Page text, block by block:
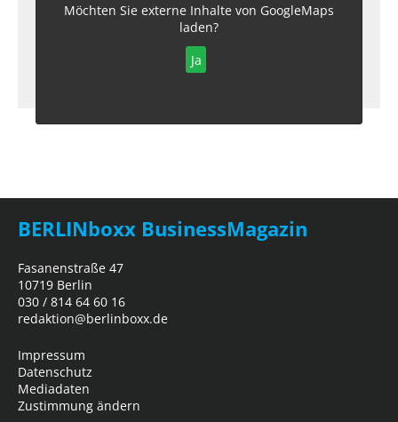
Möchten Sie externe Inhalte von GoogleMaps
laden?
Ja
BERLINboxx BusinessMagazin
Fasanenstraße 47
10719 Berlin
030 / 814 64 60 16
redaktion@berlinboxx.de
Impressum
Datenschutz
Mediadaten
Zustimmung ändern